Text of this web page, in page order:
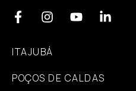
ITAJUBÁ
POÇOS DE CALDAS